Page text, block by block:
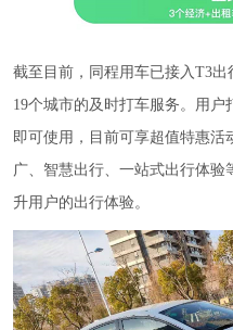
截至目前，同程用车已接入T3
19个城市的及时打车服务。用户
即可使用，目前可享超值特惠活
广、智慧出行、一站式出行体验
升用户的出行体验。